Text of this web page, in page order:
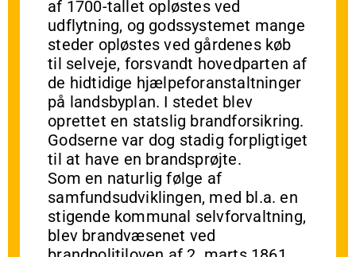
af 1700-tallet opløstes ved
udflytning, og godssystemet mange
steder opløstes ved gårdenes køb
til selveje, forsvandt hovedparten af
de hidtidige hjælpeforanstaltninger
på landsbyplan. I stedet blev
oprettet en statslig brandforsikring.
Godserne var dog stadig forpligtiget
til at have en brandsprøjte.
Som en naturlig følge af
samfundsudviklingen, med bl.a. en
stigende kommunal selvforvaltning,
blev brandvæsenet ved